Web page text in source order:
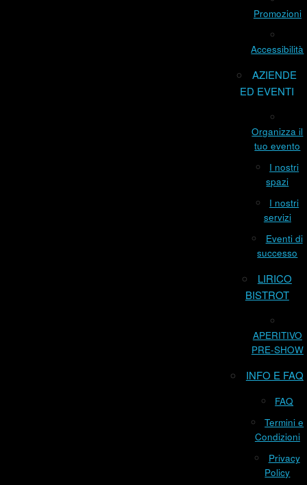
Promozioni
Accessibilità
AZIENDE
ED EVENTI
Organizza il
tuo evento
I nostri
spazi
I nostri
servizi
Eventi di
successo
LIRICO
BISTROT
APERITIVO
PRE-SHOW
INFO E FAQ
FAQ
Termini e
Condizioni
Privacy
Policy